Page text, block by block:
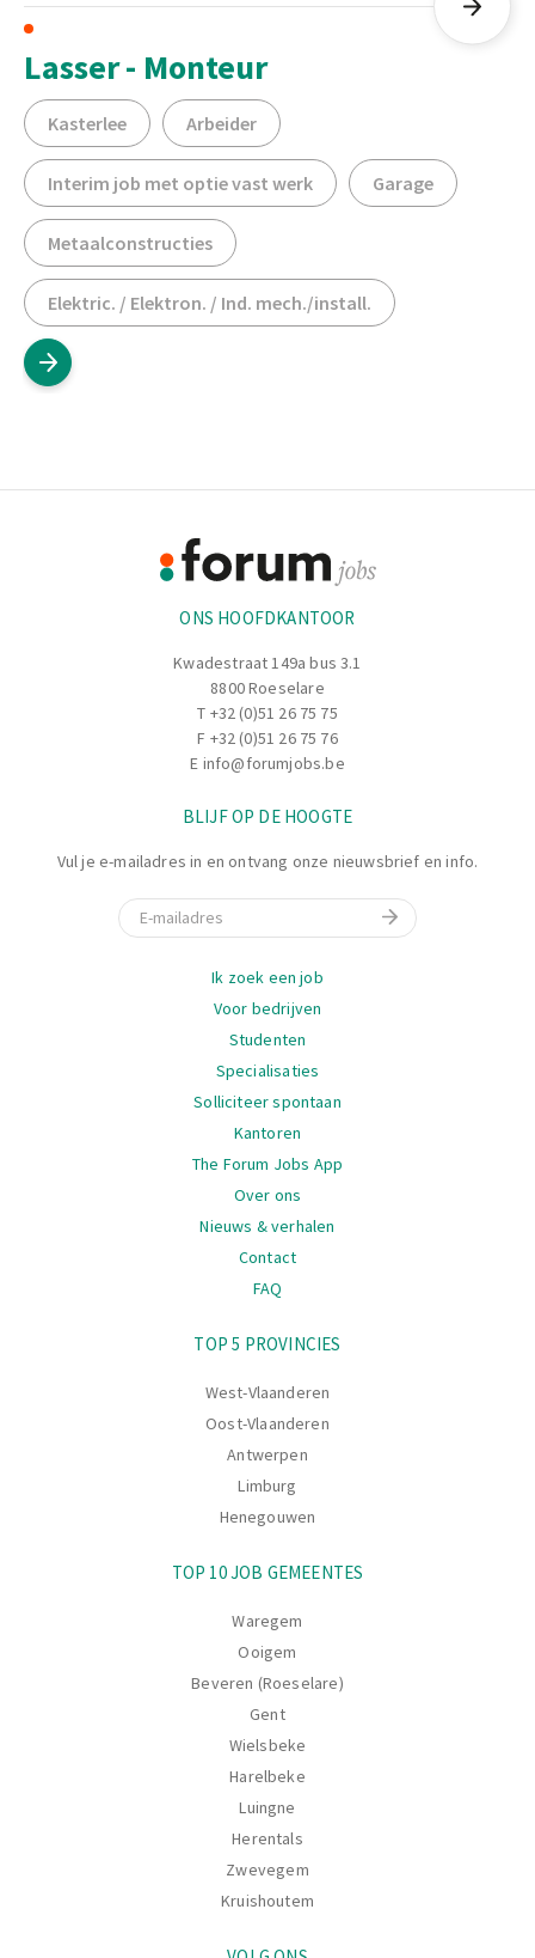
Lasser - Monteur
Kasterlee Arbeider
Interim job met optie vast werk Garage
Metaalconstructies
Elektric. / Elektron. / Ind. mech./install.
ONS HOOFDKANTOOR
Kwadestraat 149a bus 3.1
8800 Roeselare
T +32 (0)51 26 75 75
F +32 (0)51 26 75 76
E info@forumjobs.be
BLIJF OP DE HOOGTE
Vul je e-mailadres in en ontvang onze nieuwsbrief en info.
E-mail
Ik zoek een job
Voor bedrijven
Studenten
Specialisaties
Solliciteer spontaan
Kantoren
The Forum Jobs App
Over ons
Nieuws & verhalen
Contact
FAQ
TOP 5 PROVINCIES
West-Vlaanderen
Oost-Vlaanderen
Antwerpen
Limburg
Henegouwen
TOP 10 JOB GEMEENTES
Waregem
Ooigem
Beveren (Roeselare)
Gent
Wielsbeke
Harelbeke
Luingne
Herentals
Zwevegem
Kruishoutem